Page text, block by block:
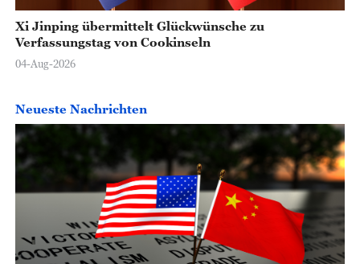
Xi Jinping übermittelt Glückwünsche zu
Verfassungstag von Cookinseln
04-Aug-2026
Neueste Nachrichten